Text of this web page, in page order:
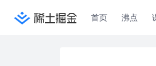
首页 沸点